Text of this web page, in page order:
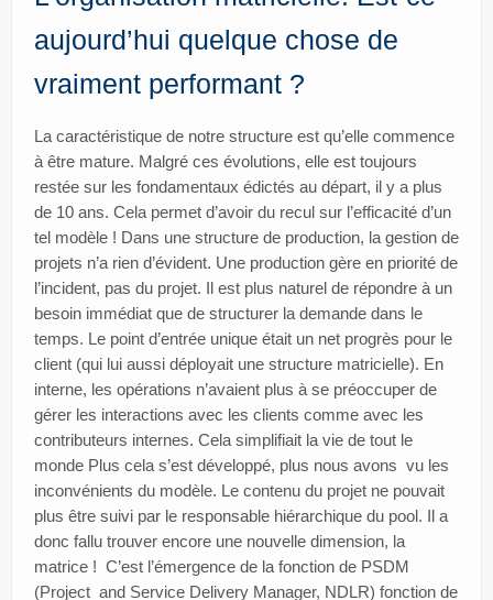
aujourd’hui quelque chose de
vraiment performant ?
La caractéristique de notre structure est qu’elle commence
à être mature. Malgré ces évolutions, elle est toujours
restée sur les fondamentaux édictés au départ, il y a plus
de 10 ans. Cela permet d’avoir du recul sur l’efficacité d’un
tel modèle ! Dans une structure de production, la gestion de
projets n’a rien d’évident. Une production gère en priorité de
l’incident, pas du projet. Il est plus naturel de répondre à un
besoin immédiat que de structurer la demande dans le
temps. Le point d’entrée unique était un net progrès pour le
client (qui lui aussi déployait une structure matricielle). En
interne, les opérations n’avaient plus à se préoccuper de
gérer les interactions avec les clients comme avec les
contributeurs internes. Cela simplifiait la vie de tout le
monde Plus cela s’est développé, plus nous avons vu les
inconvénients du modèle. Le contenu du projet ne pouvait
plus être suivi par le responsable hiérarchique du pool. Il a
donc fallu trouver encore une nouvelle dimension, la
matrice ! C’est l’émergence de la fonction de PSDM
(Project and Service Delivery Manager, NDLR) fonction de